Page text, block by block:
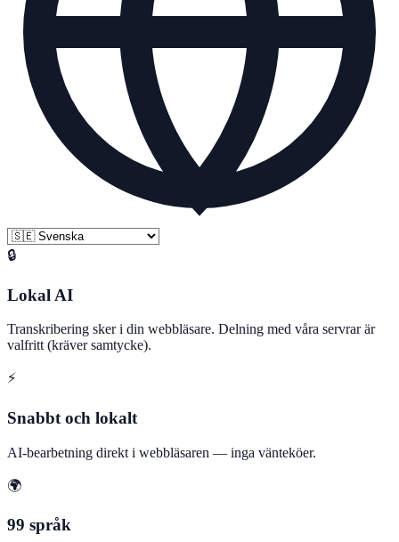
🔒
Lokal AI
Transkribering sker i din webbläsare. Delning med våra servrar är
valfritt (kräver samtycke).
⚡
Snabbt och lokalt
AI-bearbetning direkt i webbläsaren — inga vänteköer.
🌍
99 språk